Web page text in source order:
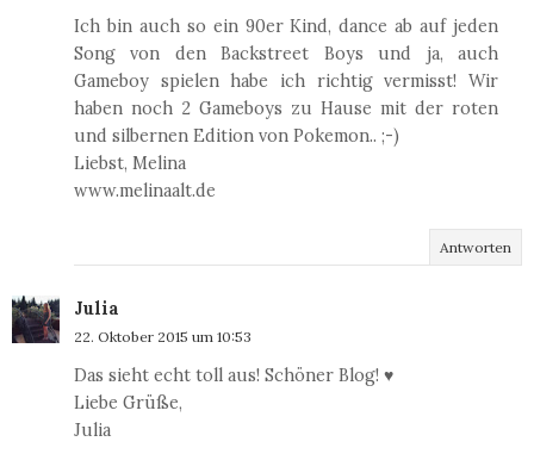
Ich bin auch so ein 90er Kind, dance ab auf jeden
Song von den Backstreet Boys und ja, auch
Gameboy spielen habe ich richtig vermisst! Wir
haben noch 2 Gameboys zu Hause mit der roten
und silbernen Edition von Pokemon.. ;-)
Liebst, Melina
www.melinaalt.de
Antworten
Julia
22. Oktober 2015 um 10:53
Das sieht echt toll aus! Schöner Blog! ♥
Liebe Grüße,
Julia